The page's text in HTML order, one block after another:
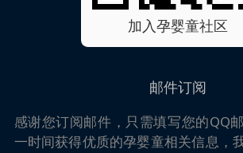
加入孕婴童社区
邮件订阅
感谢您订阅邮件，只需填写您的QQ
一时间获得优质的孕婴童相关信息，